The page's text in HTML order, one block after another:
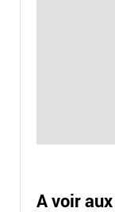
A voir